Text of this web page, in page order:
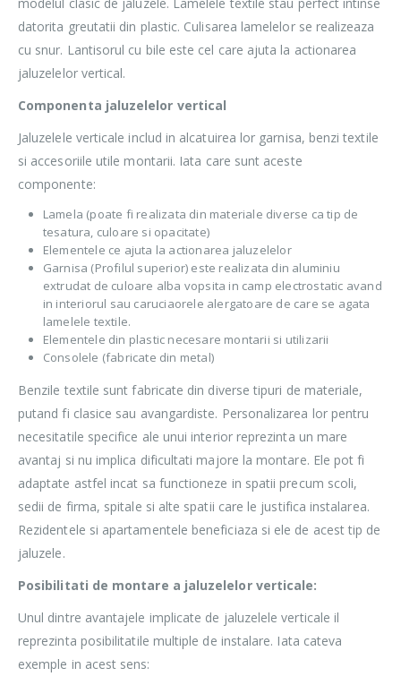
datorita greutatii din plastic. Culisarea lamelelor se realizeaza
cu snur. Lantisorul cu bile este cel care ajuta la actionarea
jaluzelelor vertical.
Componenta jaluzelelor vertical
Jaluzelele verticale includ in alcatuirea lor garnisa, benzi textile
si accesoriile utile montarii. Iata care sunt aceste
componente:
Lamela (poate fi realizata din materiale diverse ca tip de
tesatura, culoare si opacitate)
Elementele ce ajuta la actionarea jaluzelelor
Garnisa (Profilul superior) este realizata din aluminiu
extrudat de culoare alba vopsita in camp electrostatic avand
in interiorul sau caruciaorele alergatoare de care se agata
lamelele textile.
Elementele din plastic necesare montarii si utilizarii
Consolele (fabricate din metal)
Benzile textile sunt fabricate din diverse tipuri de materiale,
putand fi clasice sau avangardiste. Personalizarea lor pentru
necesitatile specifice ale unui interior reprezinta un mare
avantaj si nu implica dificultati majore la montare. Ele pot fi
adaptate astfel incat sa functioneze in spatii precum scoli,
sedii de firma, spitale si alte spatii care le justifica instalarea.
Rezidentele si apartamentele beneficiaza si ele de acest tip de
jaluzele.
Posibilitati de montare a jaluzelelor verticale:
Unul dintre avantajele implicate de jaluzelele verticale il
reprezinta posibilitatile multiple de instalare. Iata cateva
exemple in acest sens: